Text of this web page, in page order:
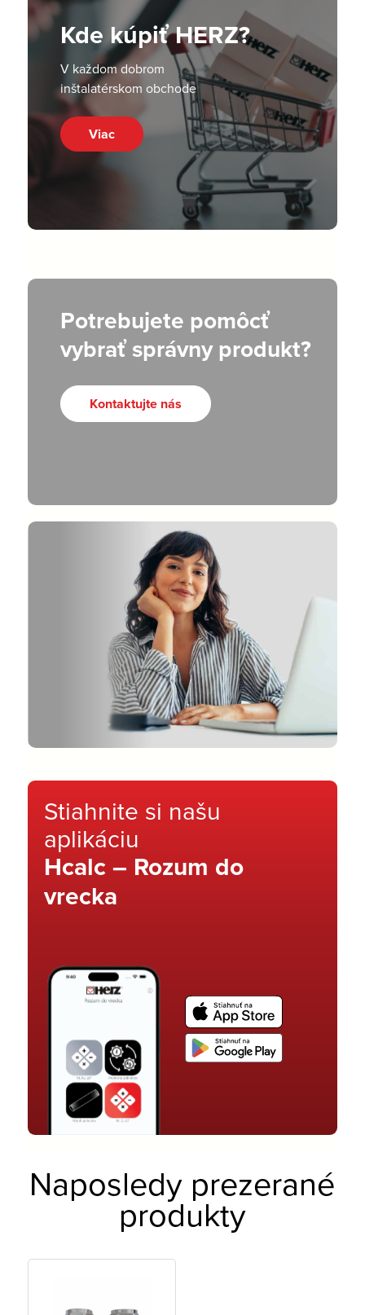
Kde kúpiť HERZ?
V každom dobrom
inštalatérskom obchode
Viac
Potrebujete pomôcť
vybrať správny produkt?
Kontaktujte nás
Stiahnite si našu
aplikáciu
Hcalc – Rozum do
vrecka
Naposledy prezerané
produkty